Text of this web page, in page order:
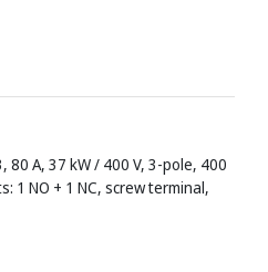
80 A, 37 kW / 400 V, 3-pole, 400
1 NO + 1 NC, screw terminal,